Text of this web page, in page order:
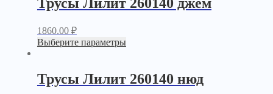
1860.00 ₽
Выберите параметры
Трусы Лилит 260140 нюд